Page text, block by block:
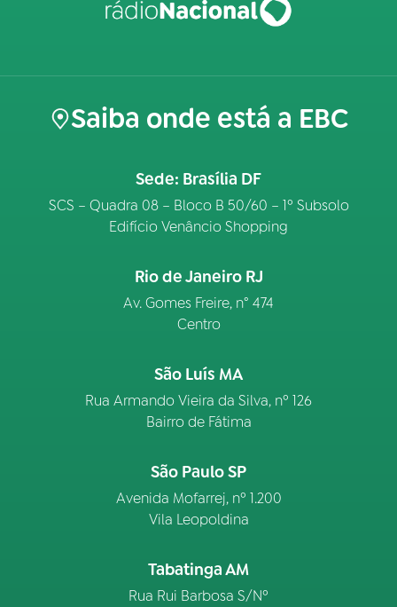
Saiba onde está a EBC
Sede: Brasília DF
SCS – Quadra 08 – Bloco B 50/60 – 1º Subsolo
Edifício Venâncio Shopping
Rio de Janeiro RJ
Av. Gomes Freire, n° 474
Centro
São Luís MA
Rua Armando Vieira da Silva, nº 126
Bairro de Fátima
São Paulo SP
Avenida Mofarrej, nº 1.200
Vila Leopoldina
Tabatinga AM
Rua Rui Barbosa S/Nº